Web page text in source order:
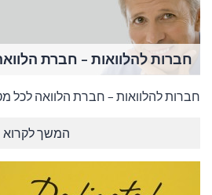
חברות להלוואות – חברת
חברות להלוואות – חברת הלוואה לכל
המשך לקרוא